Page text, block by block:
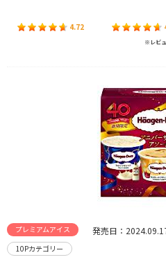
4.72
※レビ
プレミアムアイス 発売日：
10Pカテゴリー